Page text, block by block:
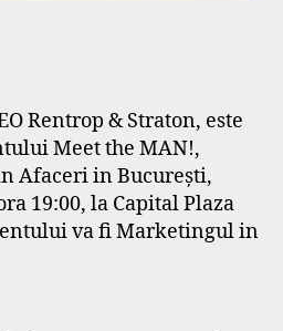
Rentrop & Straton, este
Meet the MAN!,
Afaceri in București,
19:00, la Capital Plaza
va fi Marketingul in